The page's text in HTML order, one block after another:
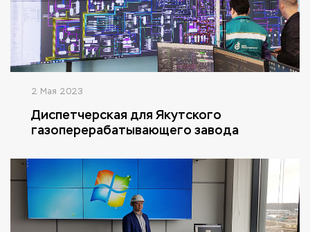
2 Мая 2023
Диспетчерская для Якутского
газоперерабатывающего завода